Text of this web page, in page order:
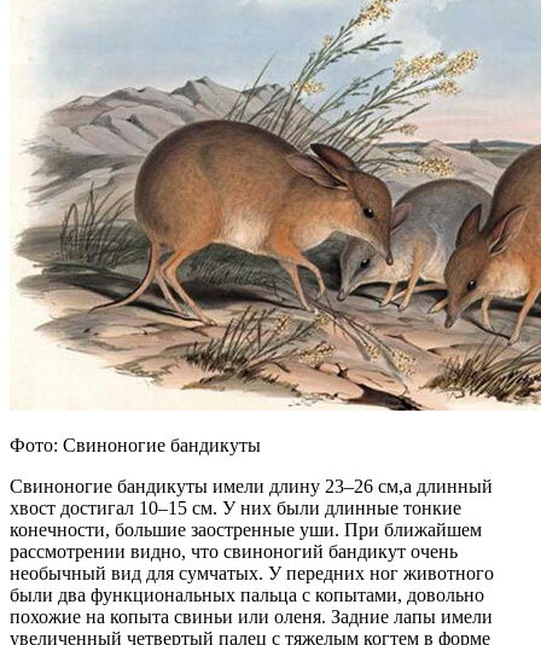
Фото: Свиноногие бандикуты
Свиноногие бандикуты имели длину 23–26 см,а длинный
хвост достигал 10–15 см. У них были длинные тонкие
конечности, большие заостренные уши. При ближайшем
рассмотрении видно, что свиноногий бандикут очень
необычный вид для сумчатых. У передних ног животного
были два функциональных пальца с копытами, довольно
похожие на копыта свиньи или оленя. Задние лапы имели
увеличенный четвертый палец с тяжелым когтем в форме